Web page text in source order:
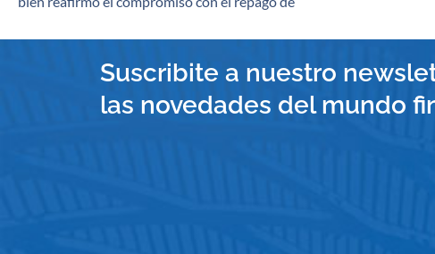
Suscribite a nuestro
las novedades del mundo